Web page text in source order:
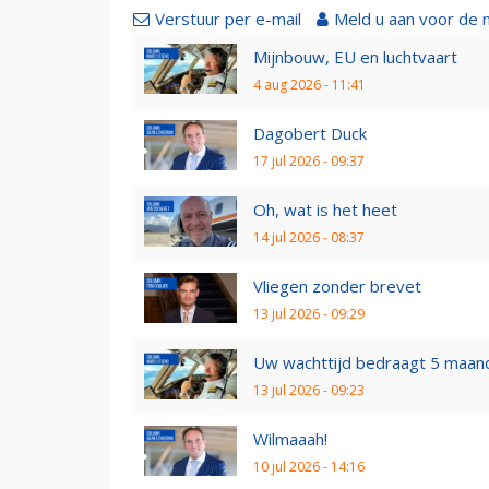
Verstuur per e-mail
Meld u aan voor de
Mijnbouw, EU en luchtvaart
4 aug 2026 - 11:41
Dagobert Duck
17 jul 2026 - 09:37
Oh, wat is het heet
14 jul 2026 - 08:37
Vliegen zonder brevet
13 jul 2026 - 09:29
Uw wachttijd bedraagt 5
13 jul 2026 - 09:23
Wilmaaah!
10 jul 2026 - 14:16